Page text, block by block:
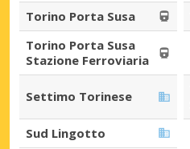
Torino Porta Susa
Torino Porta Susa
Stazione Ferroviaria
Settimo Torinese
Sud Lingotto